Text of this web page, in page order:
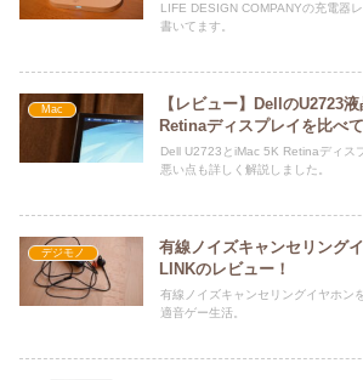
LIFE DESIGN COMPANYの充電器
書いてます。
Mac
【レビュー】DellのU2723
Retinaディスプレイを比べ
Dell U2723とiMac 5K Retinaディス
悪い点も詳しく解説しました。
デジモノ
有線ノイズキャンセリング
LINKのレビュー！
有線ノイズキャンセリングイヤホン
適音ゲー生活。